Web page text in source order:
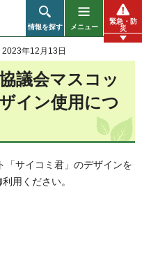
情報を探す メニュー
緊急・防
災
年12月13日
議会マスコッ
イン使用につ
「サイコミ君」のデザインを
用ください。